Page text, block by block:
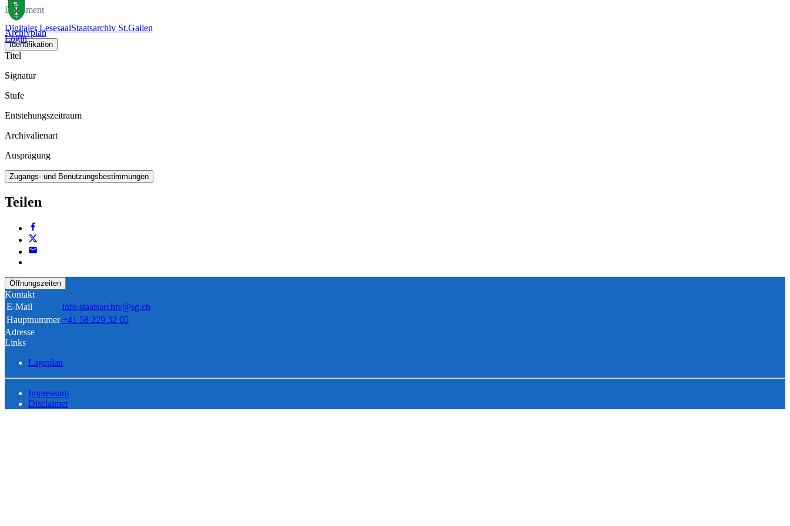
Digitaler LesesaalStaatsarchiv St.Gallen
Login
Dokument
Archivplan
Identifikation
Titel
Signatur
Stufe
Entstehungszeitraum
Archivalienart
Ausprägung
Zugangs- und Benutzungsbestimmungen
Teilen
Öffnungszeiten
Kontakt
E-Mail
info.staatsarchiv@sg.ch
Hauptnummer +41 58 229 32 05
Adresse
Links
Lageplan
Impressum
Disclaimer